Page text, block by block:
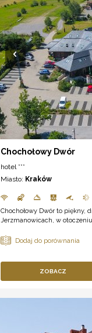
Chochołowy Dwór
hotel ***
Miasto: Kraków
Chochołowy Dwór to piękny,
Jerzmanowicach, w
ZOBACZ